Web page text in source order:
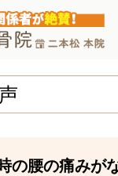
の腰の痛みが